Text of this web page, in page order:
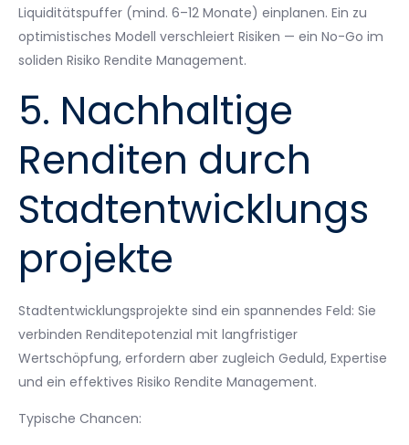
Liquiditätspuffer (mind. 6–12 Monate) einplanen. Ein zu
optimistisches Modell verschleiert Risiken — ein No-Go im
soliden Risiko Rendite Management.
5. Nachhaltige
Renditen durch
Stadtentwicklungs
projekte
Stadtentwicklungsprojekte sind ein spannendes Feld: Sie
verbinden Renditepotenzial mit langfristiger
Wertschöpfung, erfordern aber zugleich Geduld, Expertise
und ein effektives Risiko Rendite Management.
Typische Chancen: